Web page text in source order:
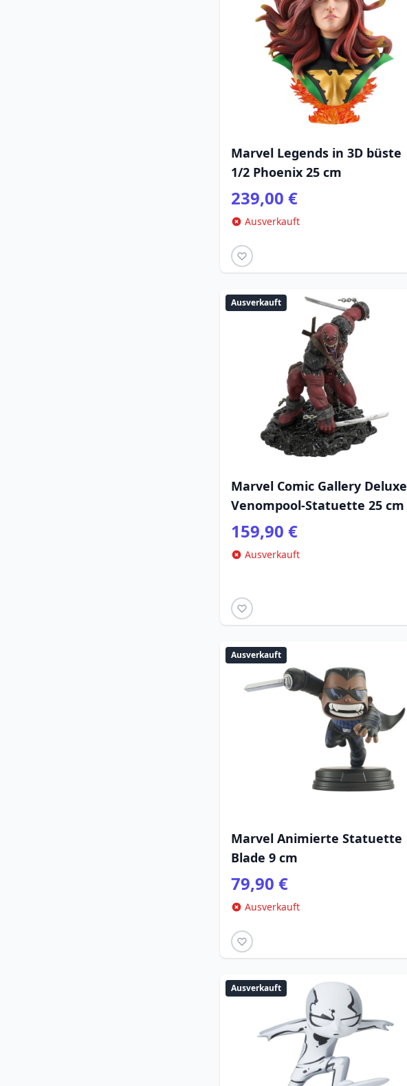
Marvel Legends in 3D büste
1/2 Phoenix 25 cm
239,00 €
Ausverkauft
Ausverkauft
Marvel Comic Gallery Deluxe
Venompool-Statuette 25 cm
159,90 €
Ausverkauft
Ausverkauft
Marvel Animierte Statuette
Blade 9 cm
79,90 €
Ausverkauft
Ausverkauft